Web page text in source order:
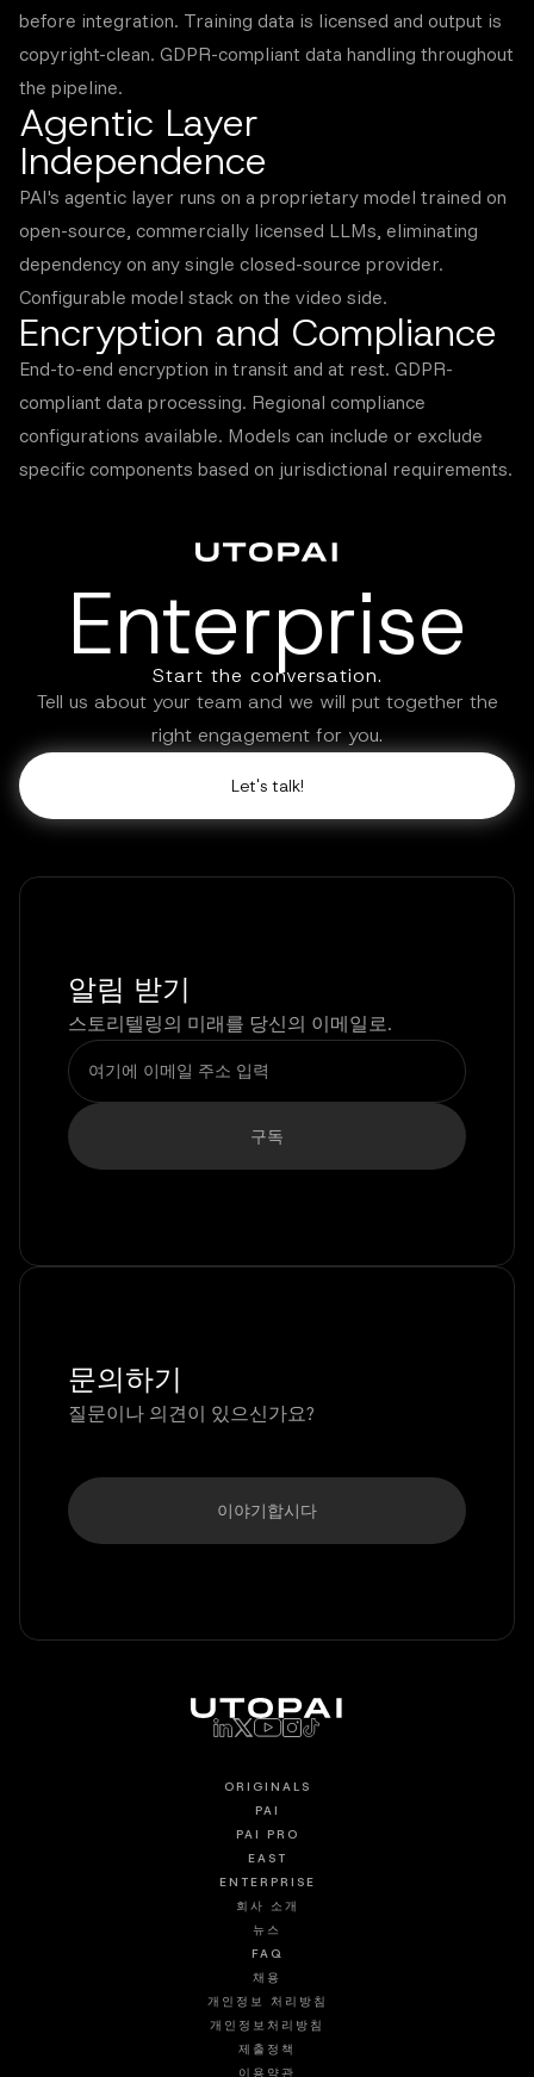
before integration. Training data is licensed and output is
copyright-clean. GDPR-compliant data handling throughout
the pipeline.
Agentic Layer
Independence
PAI's agentic layer runs on a proprietary model trained on
open-source, commercially licensed LLMs, eliminating
dependency on any single closed-source provider.
Configurable model stack on the video side.
Encryption and Compliance
End-to-end encryption in transit and at rest. GDPR-
compliant data processing. Regional compliance
configurations available. Models can include or exclude
specific components based on jurisdictional requirements.
Enterprise
Start the conversation.
Tell us about your team and we will put together the
right engagement for you.
Let's talk!
알림 받기
스토리텔링의 미래를 당신의 이메일로.
문의하기
질문이나 의견이 있으신가요?
이야기합시다
ORIGINALS
PAI
PAI PRO
EAST
ENTERPRISE
회사 소개
뉴스
FAQ
채용
개인정보 처리방침
개인정보처리방침
제출정책
이용약관